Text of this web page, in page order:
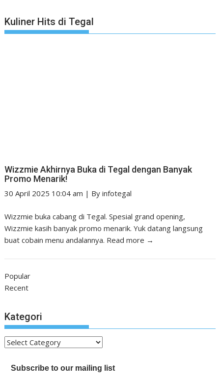
Kuliner Hits di Tegal
Wizzmie Akhirnya Buka di Tegal dengan Banyak
Promo Menarik!
30 April 2025 10:04 am | Byinfotegal
Wizzmie buka cabang di Tegal. Spesial grand opening,
Wizzmie kasih banyak promo menarik. Yuk datang langsung
buat cobain menu andalannya. Read more →
Popular
Recent
Kategori
Kategori
Subscribe to our mailing list